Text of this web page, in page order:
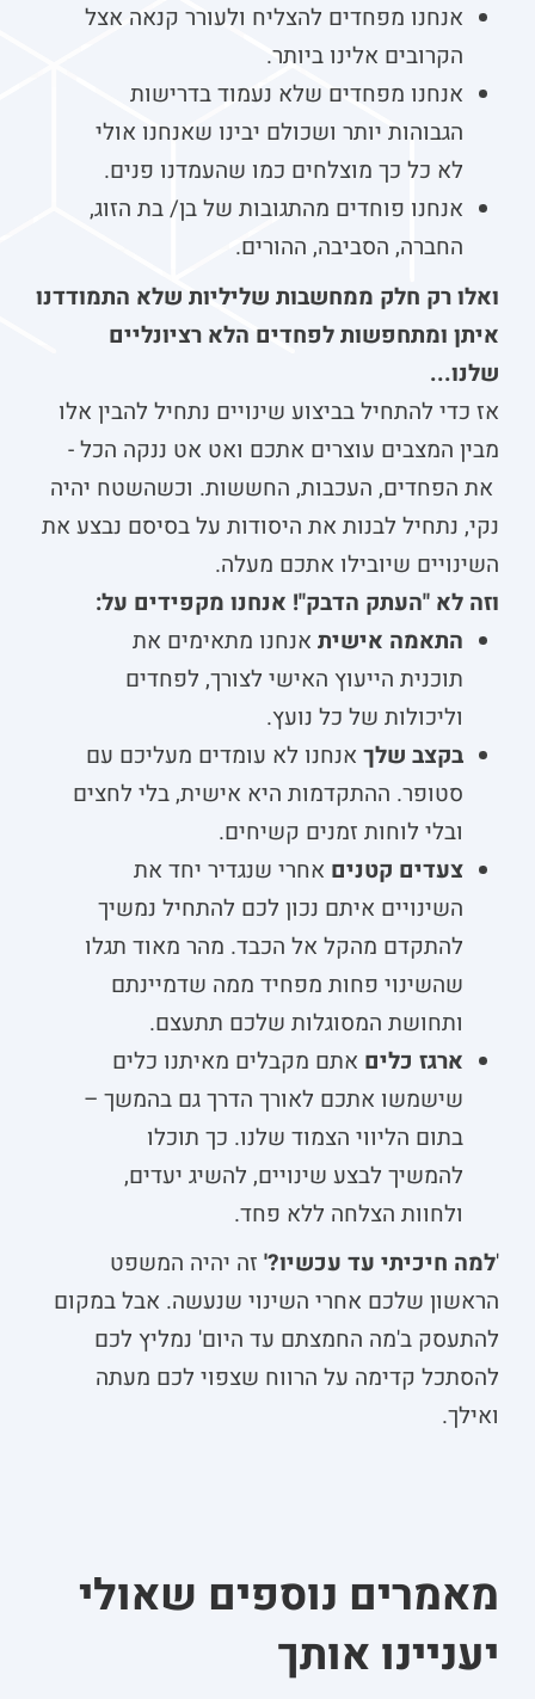
אנחנו מפחדים להצליח ולעורר קנאה אצל
הקרובים אלינו ביותר.
אנחנו מפחדים שלא נעמוד בדרישות
הגבוהות יותר ושכולם יבינו שאנחנו אולי
לא כל כך מוצלחים כמו שהעמדנו פנים.
אנחנו פוחדים מהתגובות של בן/ בת הזוג,
החברה, הסביבה, ההורים.
ואלו רק חלק ממחשבות שליליות שלא התמודדנו
איתן ומתחפשות לפחדים הלא רציונליים
שלנו...
אז כדי להתחיל בביצוע שינויים נתחיל להבין אלו
מבין המצבים עוצרים אתכם ואט אט ננקה הכל -
את הפחדים, העכבות, החששות. וכשהשטח יהיה
נקי, נתחיל לבנות את היסודות על בסיסם נבצע את
השינויים שיובילו אתכם מעלה.
וזה לא "העתק הדבק"! אנחנו מקפידים על:
התאמה אישית אנחנו מתאימים את
תוכנית הייעוץ האישי לצורך, לפחדים
וליכולות של כל נועץ.
בקצב שלך אנחנו לא עומדים מעליכם עם
סטופר. ההתקדמות היא אישית, בלי לחצים
ובלי לוחות זמנים קשיחים.
צעדים קטנים אחרי שנגדיר יחד את
השינויים איתם נכון לכם להתחיל נמשיך
להתקדם מהקל אל הכבד. מהר מאוד תגלו
שהשינוי פחות מפחיד ממה שדמיינתם
ותחושת המסוגלות שלכם תתעצם.
ארגז כלים אתם מקבלים מאיתנו כלים
שישמשו אתכם לאורך הדרך גם בהמשך –
בתום הליווי הצמוד שלנו. כך תוכלו
להמשיך לבצע שינויים, להשיג יעדים,
ולחוות הצלחה ללא פחד.
'למה חיכיתי עד עכשיו?' זה יהיה המשפט
הראשון שלכם אחרי השינוי שנעשה. אבל במקום
להתעסק ב'מה החמצתם עד היום' נמליץ לכם
להסתכל קדימה על הרווח שצפוי לכם מעתה
ואילך.
מאמרים נוספים שאולי
יעניינו אותך